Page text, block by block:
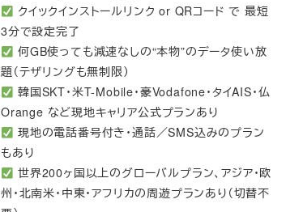
クイックインストールリンク or QRコード で 最短
3分で設定完了
何GB使っても減速なしの“本物”のデータ使い放
題（テザリングも無制限）
韓国SKT・米T-Mobile・豪Vodafone・タイAIS・仏
Orange など現地キャリア公式プランあり
現地の電話番号付き・通話／SMS込みのプラン
もあり
世界200ヶ国以上のグローバルプラン、アジア・欧
州・北南米・中東・アフリカの周遊プランあり（切替不